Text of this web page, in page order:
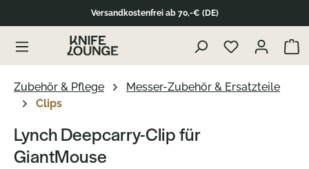
Zum Produktinhalt springenVersandkostenfrei ab 70,-€ (DE)
Zubehör & Pflege
Messer-Zubehör & Ersatzteile
Clips
Lynch Deepcarry-Clip für
GiantMouse